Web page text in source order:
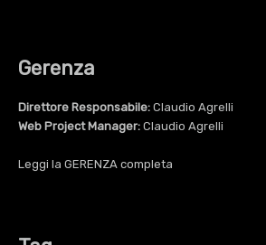
Gerenza
Direttore Responsabile: Claudio Agrelli
Web Project Manager: Claudio Agrelli
Leggi la GERENZA completa